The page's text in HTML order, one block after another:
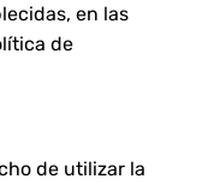
en las
de
de utilizar la